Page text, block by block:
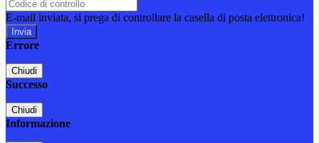
E-mail inviata, si prega di controllare la casella di posta elettronica!
Errore
Chiudi
Successo
Chiudi
Informazione